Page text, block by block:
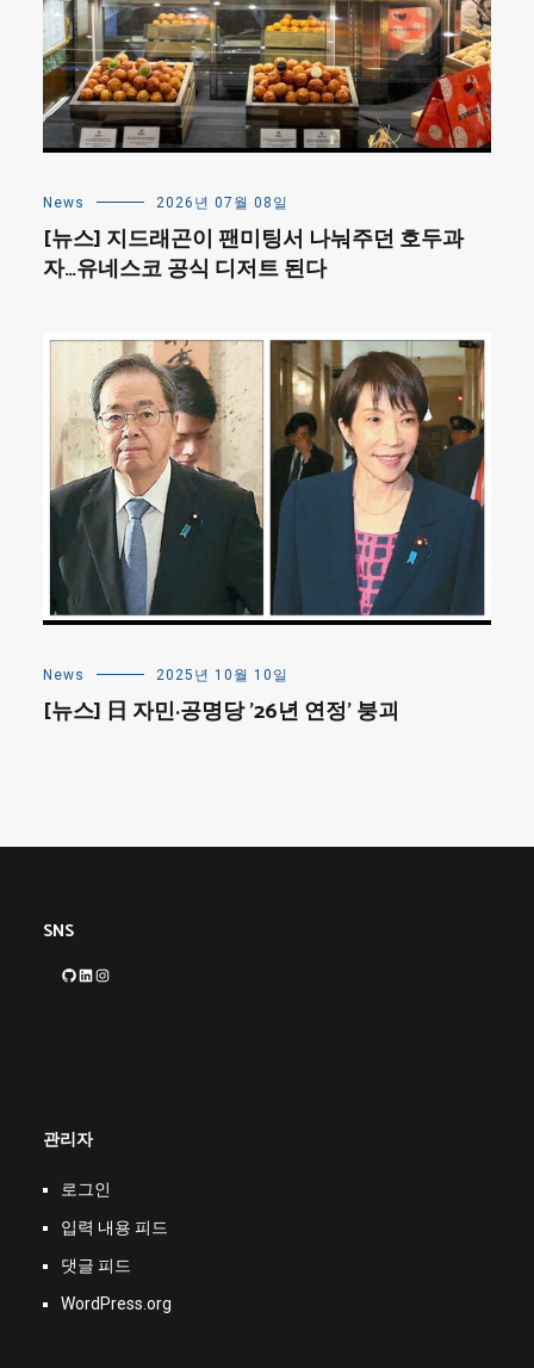
News 2026년 07월 08일
[뉴스] 지드래곤이 팬미팅서 나눠주던 호두과
자…유네스코 공식 디저트 된다
News 2025년 10월 10일
[뉴스] 日 자민·공명당 ’26년 연정’ 붕괴
SNS
GitHubLinkedIn
관리자
로그인
입력 내용 피드
댓글 피드
WordPress.org